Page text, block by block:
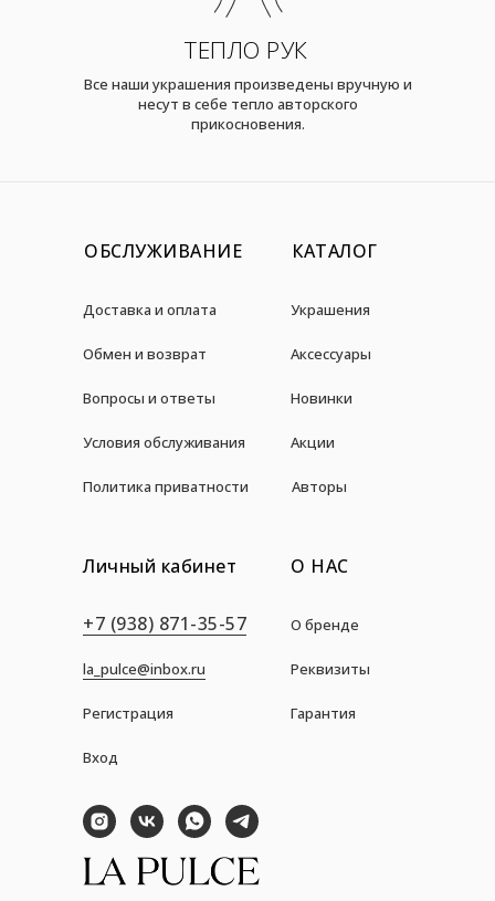
ТЕПЛО РУК
Все наши украшения произведены вручную и
несут в себе тепло авторского
прикосновения.
ОБСЛУЖИВАНИЕ
Доставка и оплата
Обмен и возврат
Вопросы и ответы
КАТАЛОГ
Украшения
Аксессуары
Новинки
Акции
Условия обслуживания
Политика приватности
О НАС
О бренде
Авторы
Личный кабинет
Вход
+7 (938) 871-35-57
la_pulce@inbox.ru Реквизиты
Гарантия
Регистрация